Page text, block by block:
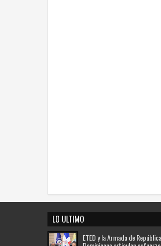
LO ULTIMO
ETED y la Armada de República